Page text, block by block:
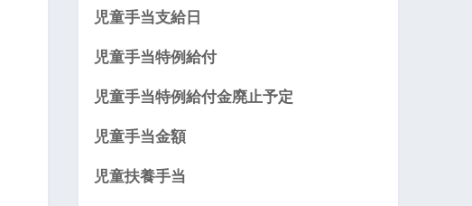
児童手当支給日
児童手当特例給付
児童手当特例給付金廃止予定
児童手当金額
児童扶養手当